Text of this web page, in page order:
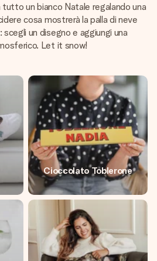
tutto un bianco Natale regalando una
cosa mostrerà la palla di neve
un disegno e aggiungi una
Let it snow!
Cioccolato Toblerone